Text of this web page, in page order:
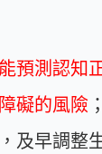
預測認知
礙的風險
及早調整